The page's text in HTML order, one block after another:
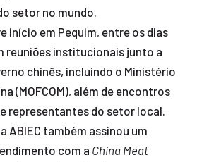
setor no mundo.
início em Pequim, entre os dias
reuniões institucionais junto a
chinês, incluindo o Ministério
(MOFCOM), além de encontros
representantes do setor local.
ABIEC também assinou um
com a China Meat